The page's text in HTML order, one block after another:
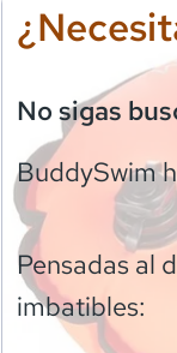
No sigas
BuddySwim
Pensadas al
imbatibles: